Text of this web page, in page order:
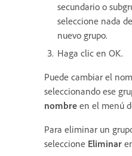
secundario o
seleccione nada
nuevo grupo.
Haga clic en OK.
Puede cambiar el
seleccionando ese
nombre en el menú
Para eliminar un
seleccione Eliminar